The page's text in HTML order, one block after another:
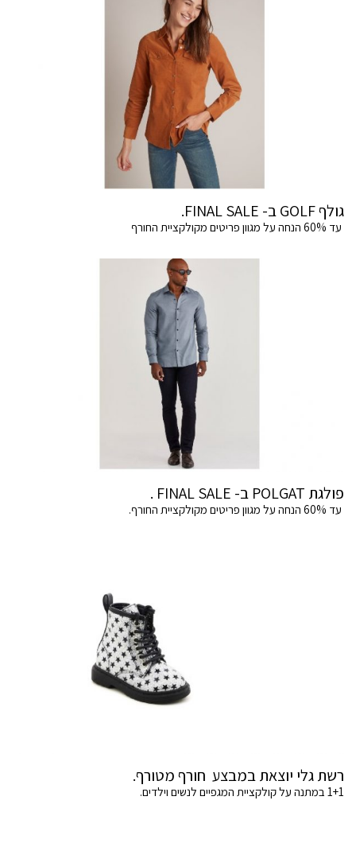
גולף GOLF ב- FINAL SALE.
עד 60% הנחה על מגוון פריטים מקולקציית החורף
פולגת POLGAT ב- FINAL SALE .
עד 60% הנחה על מגוון פריטים מקולקציית החורף.
רשת גלי יוצאת במבצע חורף מטורף.
1+1 במתנה על קולקציית המגפיים לנשים וילדים.